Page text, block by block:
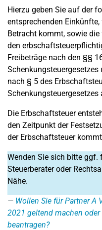
Hierzu geben Sie auf der
entsprechenden
Betracht kommt, sowie
den
Freibeträge nach den §§
nach § 5 des
Schenkungsteuergesetzes
Die Erbschaftsteuer
den Zeitpunkt der
der Erbschaftsteuer
Wenden Sie sich bitte ggf.
Steuerberater oder
Nähe.
Wollen Sie für Partner A
2021 geltend machen
beantragen?